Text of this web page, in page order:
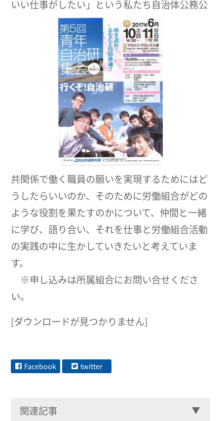
いい仕事がしたい」という私たち自治体公務公
共関係で働く職員の願いを実現するためにはど
うしたらいいのか、そのために労働組合がどの
ような役割を果たすのかについて、仲間と一緒
に学び、語り合い、それを仕事と労働組合活動
の実践の中に生かしていきたいと考えていま
す。
※申し込みは所属組合にお問い合せくださ
い。
[ダウンロードが見つかりません]
Facebook twitter
関連記事